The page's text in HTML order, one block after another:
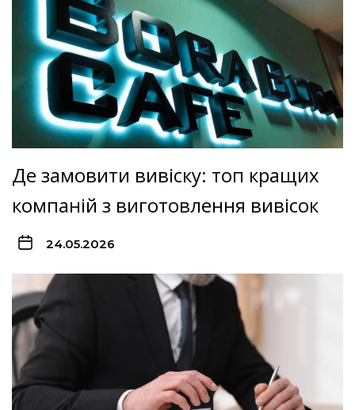
Де замовити вивіску: топ кращих
компаній з виготовлення вивісок
24.05.2026